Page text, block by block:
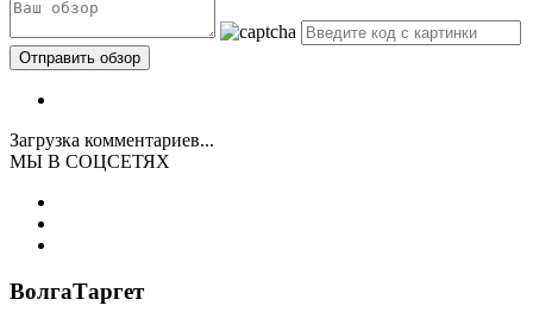
Загрузка комментариев...
МЫ В СОЦСЕТЯХ
ВолгаТаргет